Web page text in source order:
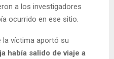
a los investigadores
ocurrido en ese sitio.
la víctima aportó su
había salido de viaje a